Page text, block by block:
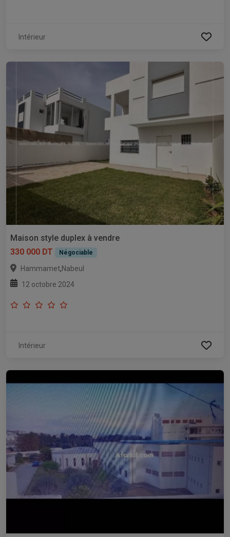
Intérieur
Maison style duplex à vendre
330 000 DT
Négociable
Hammamet,Nabeul
12 octobre 2024
Intérieur